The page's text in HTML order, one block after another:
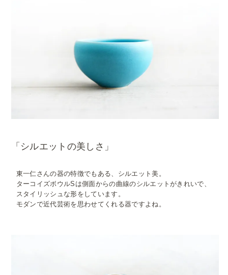
「シルエットの美しさ」
東一仁さんの器の特徴でもある、シルエット美。
ターコイズボウルSは側面からの曲線のシルエットがきれいで、
スタイリッシュな形をしています。
モダンで近代芸術を思わせてくれる器ですよね。